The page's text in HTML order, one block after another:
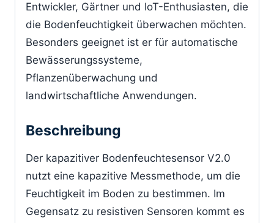
Entwickler, Gärtner und IoT-Enthusiasten, die
die Bodenfeuchtigkeit überwachen möchten.
Besonders geeignet ist er für automatische
Bewässerungssysteme,
Pflanzenüberwachung und
landwirtschaftliche Anwendungen.
Beschreibung
Der kapazitiver Bodenfeuchtesensor V2.0
nutzt eine kapazitive Messmethode, um die
Feuchtigkeit im Boden zu bestimmen. Im
Gegensatz zu resistiven Sensoren kommt es